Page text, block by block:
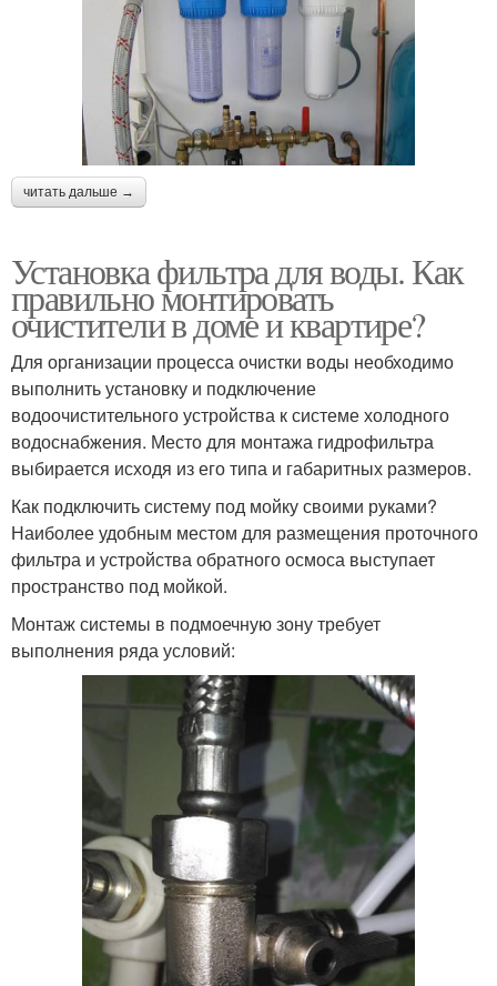
читать дальше →
Установка фильтра для воды. Как
правильно монтировать
очистители в доме и квартире?
Для организации процесса очистки воды необходимо
выполнить установку и подключение
водоочистительного устройства к системе холодного
водоснабжения. Место для монтажа гидрофильтра
выбирается исходя из его типа и габаритных размеров.
Как подключить систему под мойку своими руками?
Наиболее удобным местом для размещения проточного
фильтра и устройства обратного осмоса выступает
пространство под мойкой.
Монтаж системы в подмоечную зону требует
выполнения ряда условий: